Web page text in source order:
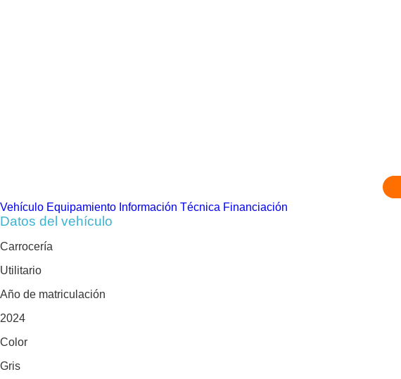
Vehículo Equipamiento Información Técnica Financiación
Datos del vehículo
Carrocería
Utilitario
Año de matriculación
2024
Color
Gris